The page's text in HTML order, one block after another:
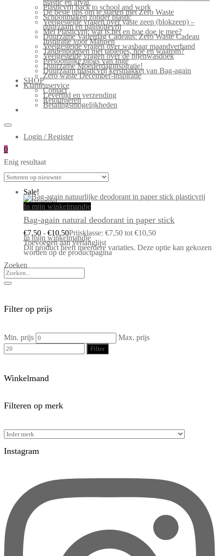
plastic en afval.
Plasticvrij back to school and work
De beste tips om te starten met Zero Waste
Schoonmaken zonder plastic
Veelgestelde vragen over vaste zeep (blokzeep) –
duurzaam en palmolievrij
Mei Plasticvrij: wat is het en hoe doe je mee?
Duurzame Vaderdag Cadeaus: Zero Waste Cadeau
Inspiratie voor Mannen
Veelgestelde vragen over wasbaar maandverband
Tandenpoetsen met tabletjes, hoe en waarom?
Veelgestelde vragen over de bijenwasdoek
Persoonlijke blogs van Inge
Duurzame Moederdaginspiratie!
Duurzaam plasticvrij kerstpakket van Bag-again
Zero waste December-inspiratie
SHOP
Klantenservice
Contact
Levertijd en verzending
Retourneren
Betalingsmogelijkheden
Login / Register
0
Enig resultaat
Sale!
In mijn winkelmandje
Bag-again natural deodorant in paper stick
€7,50 - €10,50Prijsklasse: €7,50 tot €10,50
In mijn winkelmandje
Toevoegen aan verlanglijst
Dit product heeft meerdere variaties. Deze optie kan gekozen
worden op de productpagina
Zoeken
Filter op prijs
Min. prijs Max. prijs
Filter
Winkelmand
Filteren op merk
Instagram